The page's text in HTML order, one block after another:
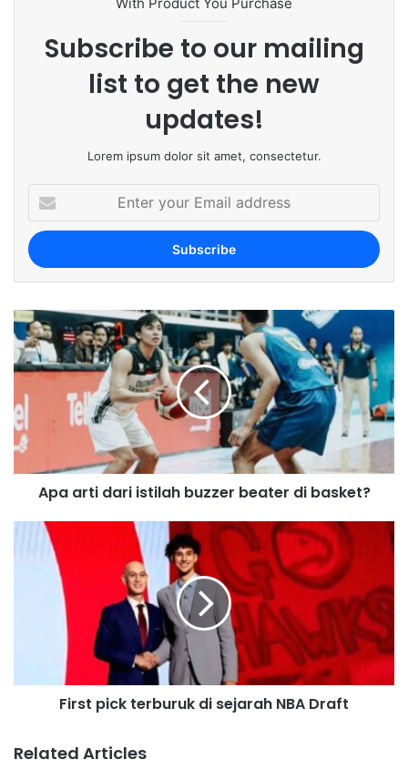
Subscribe to our mailing
list to get the new
updates!
Lorem ipsum dolor sit amet, consectetur.
e
o
u
r
E
r
Apa arti dari istilah buzzer beater di basket?
First pick terburuk di sejarah NBA Draft
Related Articles